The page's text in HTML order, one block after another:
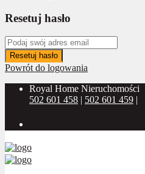
Resetuj hasło
Resetuj hasło
Powrót do logowania
Royal Home Nieruchomości
502 601 458 | 502 601 459 |